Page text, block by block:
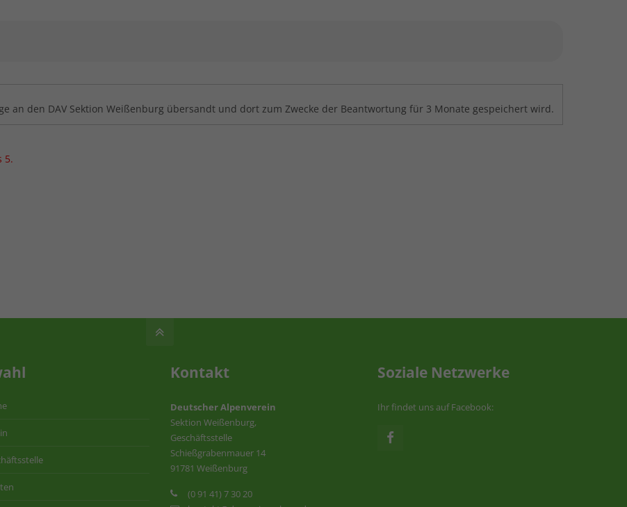
an den DAV Sektion Weißenburg übersandt und dort zum Zwecke der Beantwortung für 3 Monate gespeichert wird.
5.
Kontakt
Deutscher Alpenverein
Sektion Weißenburg,
Geschäftsstelle
Schießgrabenmauer 14
91781 Weißenburg
(0 91 41) 7 30 20
Soziale Netzwerke
Ihr findet uns auf Facebook: